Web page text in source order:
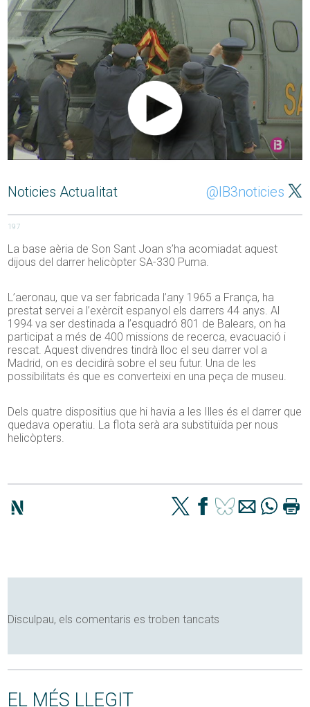
Noticies Actualitat @IB3noticies
197
La base aèria de Son Sant Joan s’ha acomiadat aquest
dijous del darrer helicòpter SA-330 Puma.
L’aeronau, que va ser fabricada l’any 1965 a França, ha
prestat servei a l’exèrcit espanyol els darrers 44 anys. Al
1994 va ser destinada a l’esquadró 801 de Balears, on ha
participat a més de 400 missions de recerca, evacuació i
rescat. Aquest divendres tindrà lloc el seu darrer vol a
Madrid, on es decidirà sobre el seu futur. Una de les
possibilitats és que es converteixi en una peça de museu.
Dels quatre dispositius que hi havia a les Illes és el darrer que
quedava operatiu. La flota serà ara substituïda per nous
helicòpters.
Disculpau, els comentaris es troben tancats
EL MÉS LLEGIT